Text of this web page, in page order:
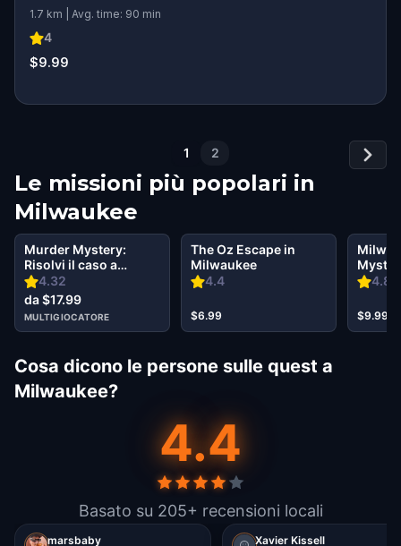
1.7 km | Avg. time: 90 min
4
$9.99
1 2
Le missioni più popolari in
Milwaukee
4.32
Murder Mystery:
Risolvi il caso a
Downer Woods
Milwaukee
da $17.99
MULTIGIOCATORE
4.4
The Oz Escape in
Milwaukee
$6.99
4.82
Secret
$9.99
Cosa dicono le persone sulle quest a
Milwaukee?
4.4
Basato su 205+ recensioni locali
marsbaby Xavier Kissell